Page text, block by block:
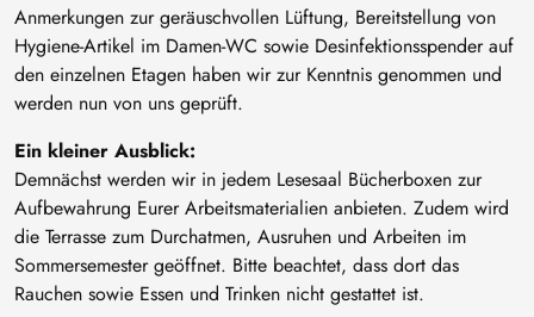
Anmerkungen zur geräuschvollen Lüftung, Bereitstellung von
Hygiene-Artikel im Damen-WC sowie Desinfektionsspender auf
den einzelnen Etagen haben wir zur Kenntnis genommen und
werden nun von uns geprüft.
Ein kleiner Ausblick:
Demnächst werden wir in jedem Lesesaal Bücherboxen zur
Aufbewahrung Eurer Arbeitsmaterialien anbieten. Zudem wird
die Terrasse zum Durchatmen, Ausruhen und Arbeiten im
Sommersemester geöffnet. Bitte beachtet, dass dort das
Rauchen sowie Essen und Trinken nicht gestattet ist.